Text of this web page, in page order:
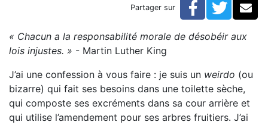
Nul besoin d’installation septique coûteuse et
Partager sur Facebook
« Chacun a la responsabilité morale de désobéir aux
lois injustes. » - Martin Luther King
J’ai une confession à vous faire : je suis un weirdo (ou
bizarre) qui fait ses besoins dans une toilette sèche,
qui composte ses excréments dans sa cour arrière et
qui utilise l’amendement pour ses arbres fruitiers. J’ai